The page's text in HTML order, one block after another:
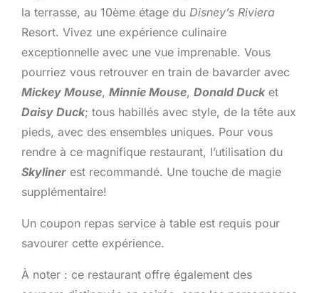
la terrasse, au 10ème étage du Disney’s Riviera
Resort. Vivez une expérience culinaire
exceptionnelle avec une vue imprenable. Vous
pourriez vous retrouver en train de bavarder avec
Mickey Mouse, Minnie Mouse, Donald Ducket
Daisy Duck; tous habillés avec style, de la tête aux
pieds, avec des ensembles uniques. Pour vous
rendre à ce magnifique restaurant, l’utilisation du
Skyliner est recommandé. Une touche de magie
supplémentaire!
Un coupon repas service à table est requis pour
savourer cette expérience.
À noter : ce restaurant offre également des